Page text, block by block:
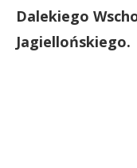
Dalekiego
Jagiellońskiego.